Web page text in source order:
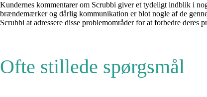
Kundernes kommentarer om Scrubbi giver et tydeligt indblik i
brændemærker og dårlig kommunikation er blot nogle af de
Scrubbi at adressere disse problemområder for at forbedre deres
Ofte stillede spørgsmål